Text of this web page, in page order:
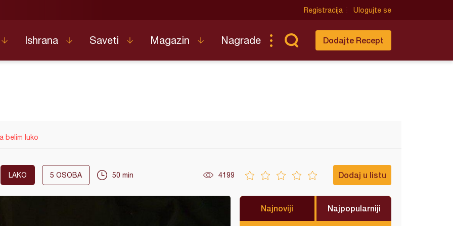
Registracija Ulogujte se
Ishrana Saveti Magazin Nagrade Dodajte Recept
belim luko
LAKO 5 OSOBA 50 min 4199 Dodaj u listu
Najnoviji Najpopularniji